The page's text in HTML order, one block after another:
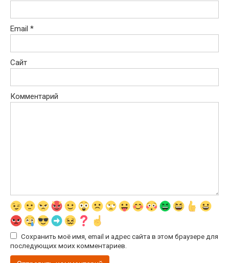
Email *
Сайт
Комментарий
Сохранить моё имя, email и адрес сайта в этом браузере для
последующих моих комментариев.